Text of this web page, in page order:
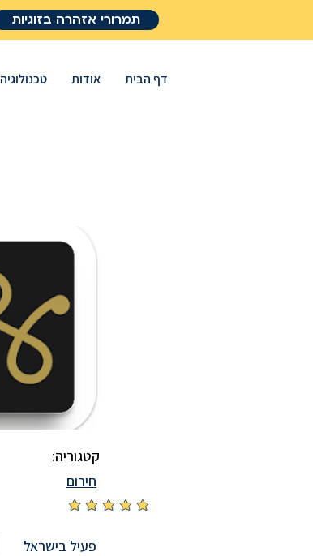
תמרורי אזהרה בזוגיות
דף הבית אודות טכנולוגיה
קטגוריה:
חירום
אין עדיין דירוגים
פעיל בישראל